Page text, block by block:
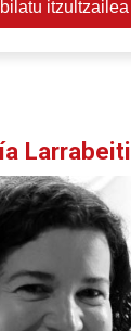
Larrabeiti